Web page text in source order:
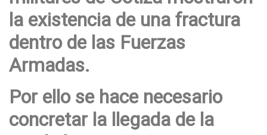
la existencia de una fractura
dentro de las Fuerzas
Armadas.
Por ello se hace necesario
concretar la llegada de la